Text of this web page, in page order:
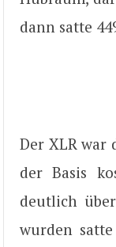
dann satte
Der XLR war
der Basis
deutlich
wurden